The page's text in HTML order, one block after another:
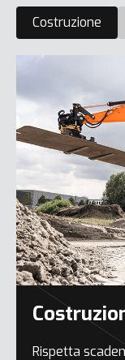
Costruzione
Rispetta